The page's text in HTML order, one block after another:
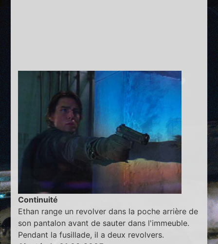
Continuité
Ethan range un revolver dans la poche arrière de
son pantalon avant de sauter dans l'immeuble.
Pendant la fusillade, il a deux revolvers.